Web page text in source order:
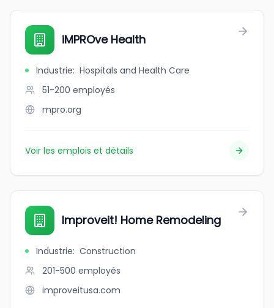
iMPROve Health
Industrie: Hospitals and Health Care
51-200 employés
mpro.org
Voir les emplois et détails
Improveit! Home Remodeling
Industrie: Construction
201-500 employés
improveitusa.com